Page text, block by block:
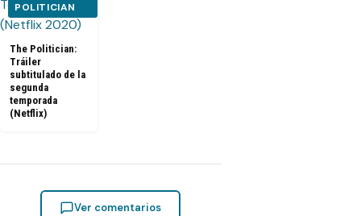
POLITICIAN
The Politician:
Tráiler
subtitulado de la
segunda
temporada
(Netflix)
Ver comentarios